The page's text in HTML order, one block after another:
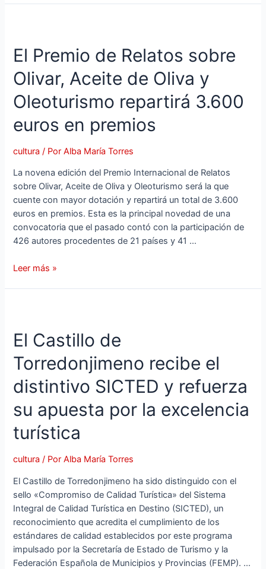
El Premio de Relatos sobre
Olivar, Aceite de Oliva y
Oleoturismo repartirá 3.600
euros en premios
cultura / PorAlba María Torres
La novena edición del Premio Internacional de Relatos
sobre Olivar, Aceite de Oliva y Oleoturismo será la que
cuente con mayor dotación y repartirá un total de 3.600
euros en premios. Esta es la principal novedad de una
convocatoria que el pasado contó con la participación de
426 autores procedentes de 21 países y 41 …
Leer más »
El Castillo de
Torredonjimeno recibe el
distintivo SICTED y refuerza
su apuesta por la excelencia
turística
cultura / PorAlba María Torres
El Castillo de Torredonjimeno ha sido distinguido con el
sello «Compromiso de Calidad Turística» del Sistema
Integral de Calidad Turística en Destino (SICTED), un
reconocimiento que acredita el cumplimiento de los
estándares de calidad establecidos por este programa
impulsado por la Secretaría de Estado de Turismo y la
Federación Española de Municipios y Provincias (FEMP). …